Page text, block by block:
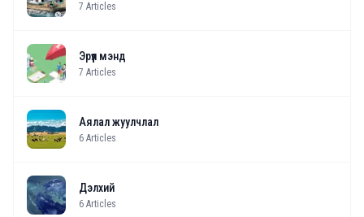
7 Articles
Эрүүл мэнд
7 Articles
Аялал жуулчлал
6 Articles
Дэлхий
6 Articles